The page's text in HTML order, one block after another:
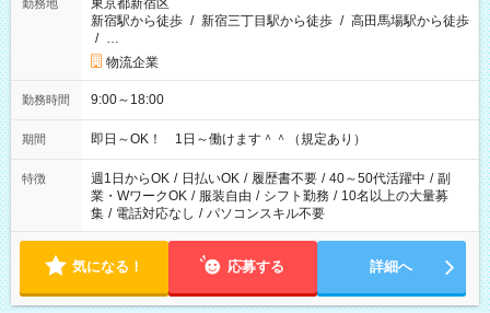
勤務地
東京都新宿区
新宿駅から徒歩 / 新宿三丁目駅から徒歩 / 高田馬場駅から徒歩
/ …
物流企業
勤務時間 9:00～18:00
期間 即日～OK！ 1日～働けます＾＾（規定あり）
特徴 週1日からOK / 日払いOK / 履歴書不要 / 40～50代活躍中 / 副
業・WワークOK / 服装自由 / シフト勤務 / 10名以上の大量募
集 / 電話対応なし / パソコンスキル不要
気になる！ 応募する 詳細へ